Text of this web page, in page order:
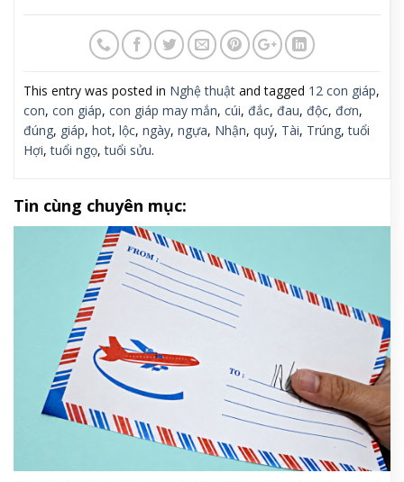
This entry was posted in Nghệ thuật and tagged 12 con giáp,
con, con giáp, con giáp may mắn, cúi, đắc, đau, độc, đơn,
đúng, giáp, hot, lộc, ngày, ngựa, Nhận, quý, Tài, Trúng,tuổi
Hợi,tuổi ngọ,tuổi sửu.
Tin cùng chuyên mục: